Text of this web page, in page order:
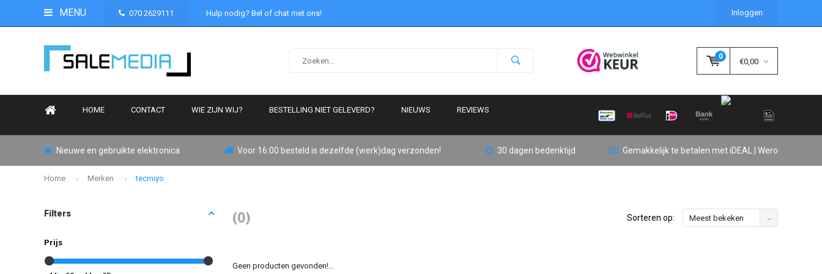
MENU 070 2629111 Hulp nodig? Bel of chat met ons! Inloggen
0
€0,00
HOME CONTACT WIE ZIJN WIJ? BESTELLING NIET GELEVERD? NIEUWS REVIEWS
Nieuwe en gebruikte elektronica Voor 16:00 besteld is dezelfde (werk)dag verzonden! 30 dagen bedenktijd Gemakkelijk te betalen met iDEAL | Wero
Home Merken tecmiyo
Filters
Prijs
(0) Sorteren op: Meest bekeken
Geen producten gevonden!...